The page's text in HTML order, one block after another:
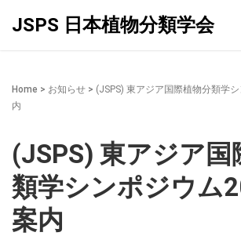
JSPS 日本植物分類学会
Home > お知らせ > (JSPS) 東アジア国際植物分類学
内
(JSPS) 東アジア国
類学シンポジウム
案内